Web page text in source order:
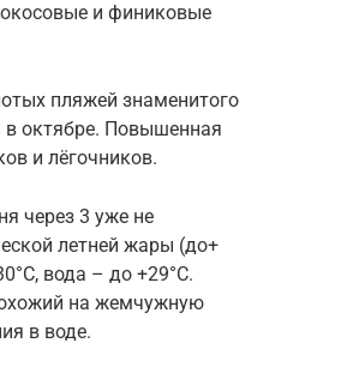
и финиковые
пляжей знаменитого
в октябре. Повышенная
и лёгочников.
через 3 уже не
летней жары (до+
вода – до +29°С.
на жемчужную
в воде.